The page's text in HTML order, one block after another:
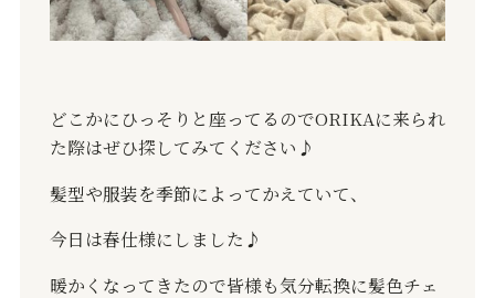
どこかにひっそりと座ってるのでORIKAに来られ
た際はぜひ探してみてください♪
髪型や服装を季節によってかえていて、
今日は春仕様にしました♪
暖かくなってきたので皆様も気分転換に髪色チェ